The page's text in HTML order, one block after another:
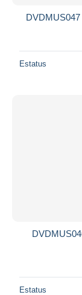
Estatus
Estatus